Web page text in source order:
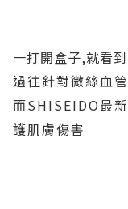
一打開盒子,就看
過往針對微絲血
而SHISEIDO最
護肌膚傷害